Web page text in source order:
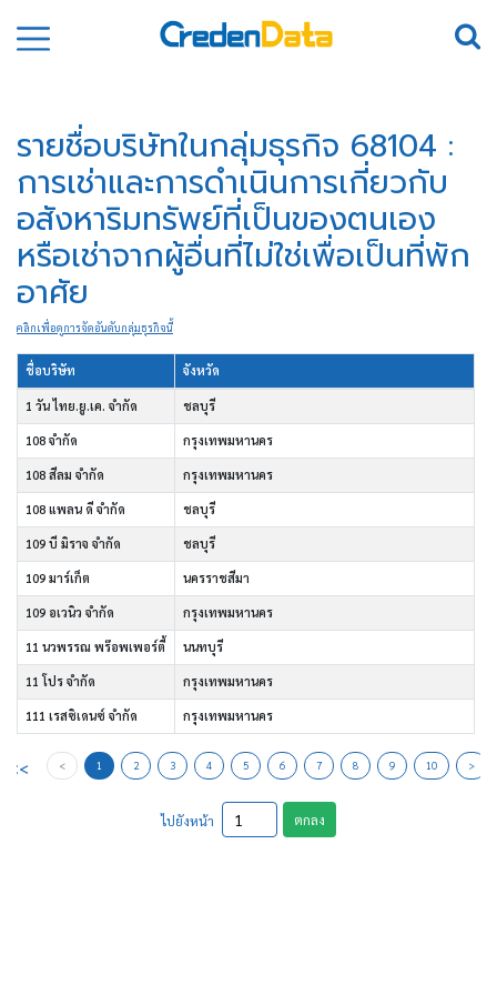
รายชื่อบริษัทในกลุ่มธุรกิจ 68104 :
การเช่าและการดำเนินการเกี่ยวกับ
อสังหาริมทรัพย์ที่เป็นของตนเอง
หรือเช่าจากผู้อื่นที่ไม่ใช่เพื่อเป็นที่พัก
อาศัย
คลิกเพื่อดูการจัดอันดับกลุ่มธุรกิจนี้
ชื่อบริษัท จังหวัด
1 วัน ไทย.ยู.เค. จำกัด ชลบุรี
108 จำกัด กรุงเทพมหานคร
108 สีลม จำกัด กรุงเทพมหานคร
108 แพลน ดี จำกัด ชลบุรี
109 บี มิราจ จำกัด ชลบุรี
109 มาร์เก็ต นครราชสีมา
109 อเวนิว จำกัด กรุงเทพมหานคร
11 นวพรรณ พร๊อพเพอร์ตี้ นนทบุรี
11 โปร จำกัด กรุงเทพมหานคร
111 เรสซิเดนซ์ จำกัด กรุงเทพมหานคร
<< < 1 2 3 4 5 6 7 8 9 10 >
ไปยังหน้า ตกลง